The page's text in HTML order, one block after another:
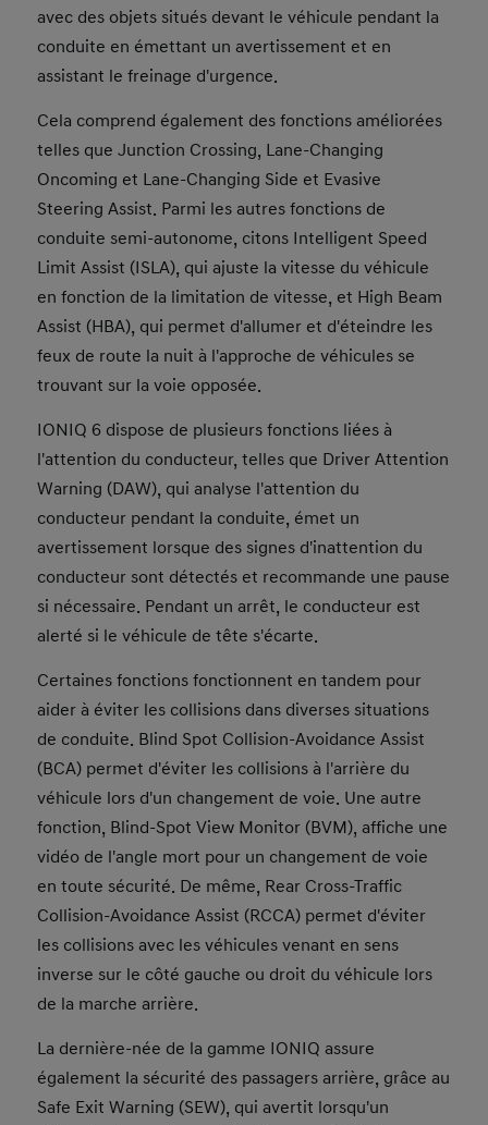
avec des objets situés devant le véhicule pendant la
conduite en émettant un avertissement et en
assistant le freinage d'urgence.
Cela comprend également des fonctions améliorées
telles que Junction Crossing, Lane-Changing
Oncoming et Lane-Changing Side et Evasive
Steering Assist. Parmi les autres fonctions de
conduite semi-autonome, citons Intelligent Speed
Limit Assist (ISLA), qui ajuste la vitesse du véhicule
en fonction de la limitation de vitesse, et High Beam
Assist (HBA), qui permet d'allumer et d'éteindre les
feux de route la nuit à l'approche de véhicules se
trouvant sur la voie opposée.
IONIQ 6 dispose de plusieurs fonctions liées à
l'attention du conducteur, telles que Driver Attention
Warning (DAW), qui analyse l'attention du
conducteur pendant la conduite, émet un
avertissement lorsque des signes d'inattention du
conducteur sont détectés et recommande une pause
si nécessaire. Pendant un arrêt, le conducteur est
alerté si le véhicule de tête s'écarte.
Certaines fonctions fonctionnent en tandem pour
aider à éviter les collisions dans diverses situations
de conduite. Blind Spot Collision-Avoidance Assist
(BCA) permet d'éviter les collisions à l'arrière du
véhicule lors d'un changement de voie. Une autre
fonction, Blind-Spot View Monitor (BVM), affiche une
vidéo de l'angle mort pour un changement de voie
en toute sécurité. De même, Rear Cross-Traffic
Collision-Avoidance Assist (RCCA) permet d'éviter
les collisions avec les véhicules venant en sens
inverse sur le côté gauche ou droit du véhicule lors
de la marche arrière.
La dernière-née de la gamme IONIQ assure
également la sécurité des passagers arrière, grâce au
Safe Exit Warning (SEW), qui avertit lorsqu'un